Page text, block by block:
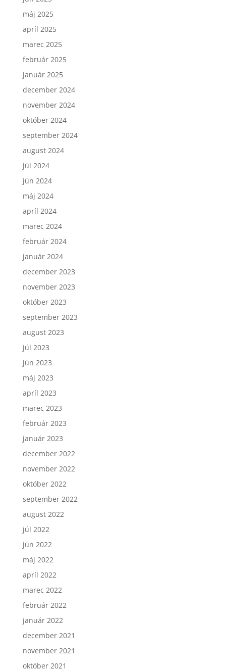
máj 2025
apríl 2025
marec 2025
február 2025
január 2025
december 2024
november 2024
október 2024
september 2024
august 2024
júl 2024
jún 2024
máj 2024
apríl 2024
marec 2024
február 2024
január 2024
december 2023
november 2023
október 2023
september 2023
august 2023
júl 2023
jún 2023
máj 2023
apríl 2023
marec 2023
február 2023
január 2023
december 2022
november 2022
október 2022
september 2022
august 2022
júl 2022
jún 2022
máj 2022
apríl 2022
marec 2022
február 2022
január 2022
december 2021
november 2021
október 2021